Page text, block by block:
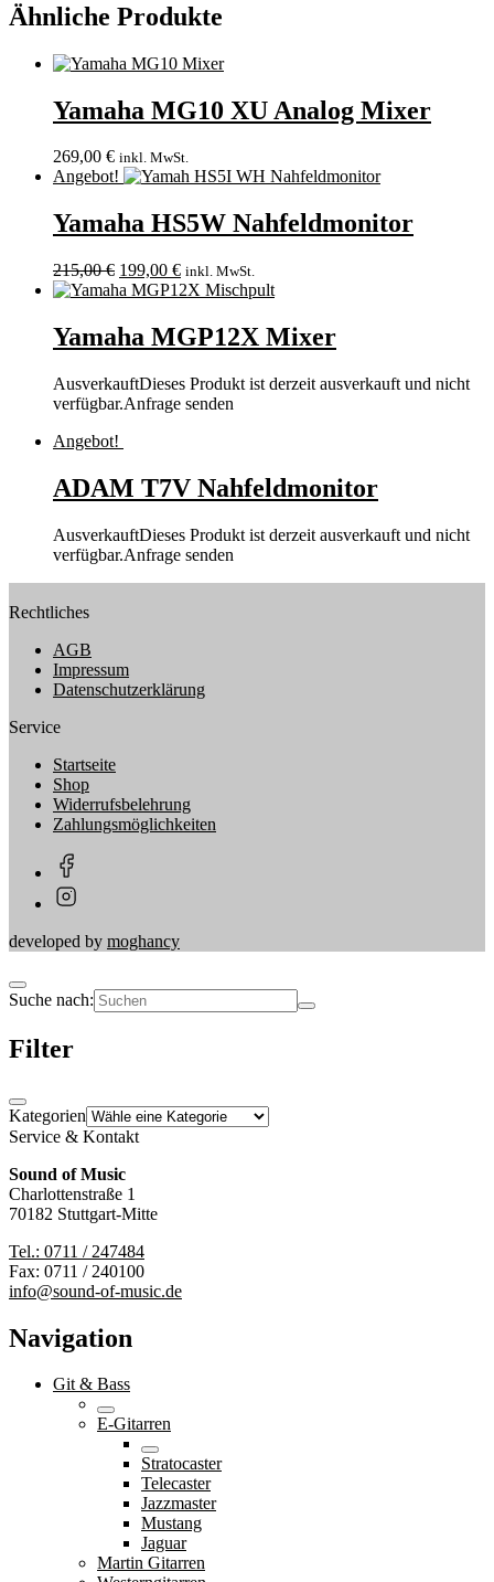
Ähnliche Produkte
Yamaha MG10 XU Analog Mixer
269,00 € inkl. MwSt.
Angebot!
Yamaha HS5W Nahfeldmonitor
215,00€ 199,00 € inkl. MwSt.
Yamaha MGP12X Mixer
AusverkauftDieses Produkt ist derzeit ausverkauft und nicht
verfügbar.Anfrage senden
Angebot!
ADAM T7V Nahfeldmonitor
AusverkauftDieses Produkt ist derzeit ausverkauft und nicht
verfügbar.Anfrage senden
Rechtliches
AGB
Impressum
Datenschutzerklärung
Service
Startseite
Shop
Widerrufsbelehrung
Zahlungsmöglichkeiten
developed by moghancy
Suche nach:
Filter
Kategorien
Service & Kontakt
Sound of Music
Charlottenstraße 1
70182 Stuttgart-Mitte
Tel.: 0711 / 247484
Fax: 0711 / 240100
info@sound-of-music.de
Navigation
Git & Bass
E-Gitarren
Stratocaster
Telecaster
Jazzmaster
Mustang
Jaguar
Martin Gitarren